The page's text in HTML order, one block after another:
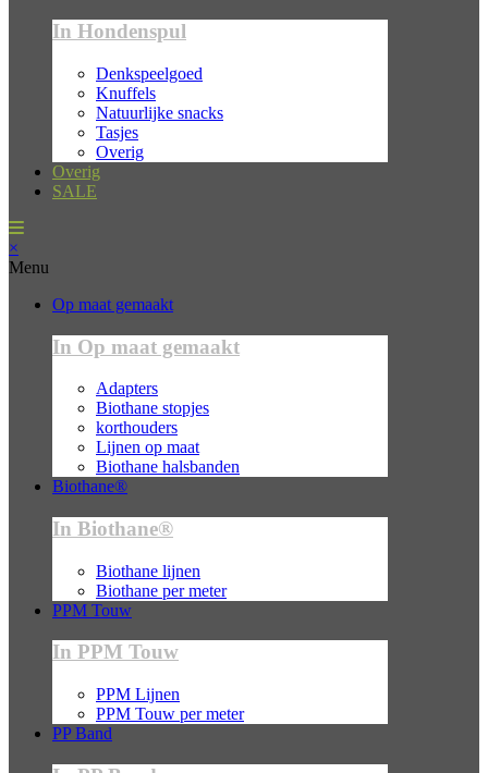
In Hondenspul
Denkspeelgoed
Knuffels
Natuurlijke snacks
Tasjes
Overig
Overig
SALE
×
Menu
Op maat gemaakt
In Op maat gemaakt
Adapters
Biothane stopjes
korthouders
Lijnen op maat
Biothane halsbanden
Biothane®
In Biothane®
Biothane lijnen
Biothane per meter
PPM Touw
In PPM Touw
PPM Lijnen
PPM Touw per meter
PP Band